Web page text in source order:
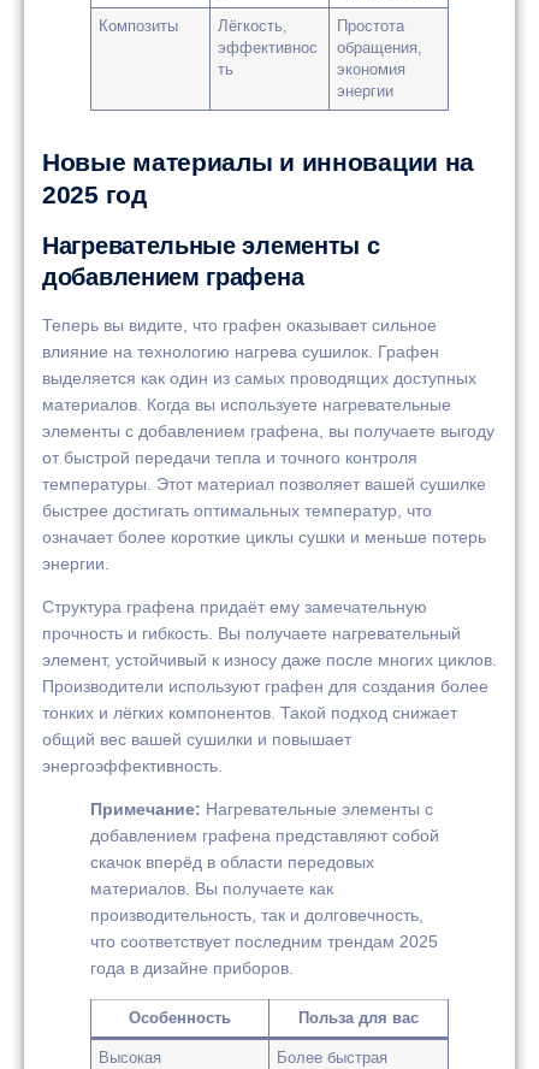
Композиты
Лёгкость,
эффективнос
ть
Простота
обращения,
экономия
энергии
Новые материалы и инновации на
2025 год
Нагревательные элементы с
добавлением графена
Теперь вы видите, что графен оказывает сильное
влияние на технологию нагрева сушилок. Графен
выделяется как один из самых проводящих доступных
материалов. Когда вы используете нагревательные
элементы с добавлением графена, вы получаете выгоду
от быстрой передачи тепла и точного контроля
температуры. Этот материал позволяет вашей сушилке
быстрее достигать оптимальных температур, что
означает более короткие циклы сушки и меньше потерь
энергии.
Структура графена придаёт ему замечательную
прочность и гибкость. Вы получаете нагревательный
элемент, устойчивый к износу даже после многих циклов.
Производители используют графен для создания более
тонких и лёгких компонентов. Такой подход снижает
общий вес вашей сушилки и повышает
энергоэффективность.
Примечание: Нагревательные элементы с
добавлением графена представляют собой
скачок вперёд в области передовых
материалов. Вы получаете как
производительность, так и долговечность,
что соответствует последним трендам 2025
года в дизайне приборов.
Особенность Польза для вас
Высокая
Более быстрая